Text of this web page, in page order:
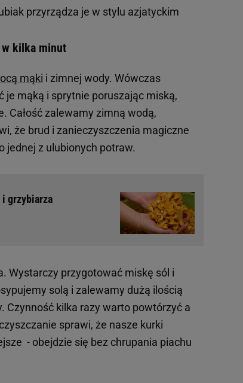
przyrządza je w stylu azjatyckim
kilka minut
mąki i zimnej wody. Wówczas
je mąką i sprytnie poruszając miską,
Całość zalewamy zimną wodą,
że brud i zanieczyszczenia magiczne
jednej z ulubionych potraw.
grzybiarza
Wystarczy przygotować miskę sól i
solą i zalewamy dużą ilością
Czynność kilka razy warto powtórzyć a
sprawi, że nasze kurki
- obejdzie się bez chrupania piachu